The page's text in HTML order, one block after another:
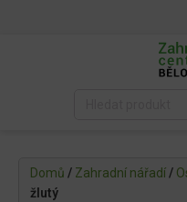
Domů / Zahradní nářadí/
žlutý